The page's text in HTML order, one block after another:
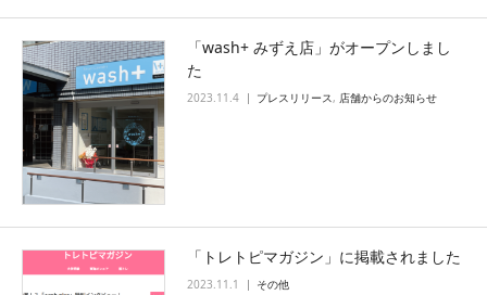
「wash+ みずえ店」がオープンしまし
た
2023.11.4 プレスリリース, 店舗からのお知らせ
「トレトピマガジン」に掲載されました
2023.11.1 その他